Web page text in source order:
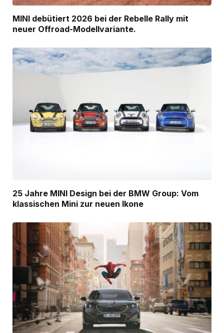
MINI debütiert 2026 bei der Rebelle Rally mit
neuer Offroad-Modellvariante.
25 Jahre MINI Design bei der BMW Group: Vom
klassischen Mini zur neuen Ikone